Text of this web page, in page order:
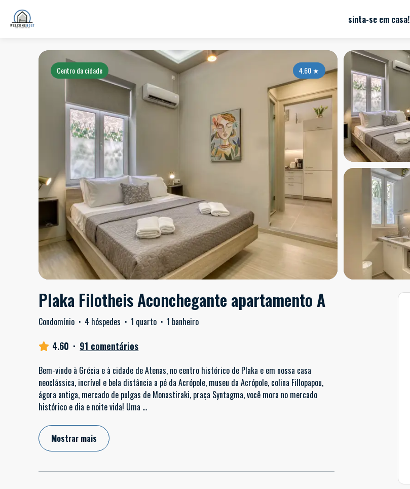
sinta-se em casa!
4.60★
Centro da cidade
Plaka Filotheis Aconchegante apartamento A
Condomínio · 4 hóspedes · 1 quarto · 1 banheiro
4.60 · 91 comentários
Bem-vindo à Grécia e à cidade de Atenas, no centro histórico de Plaka e em nossa casa
neoclássica, incrível e bela distância a pé da Acrópole, museu da Acrópole, colina Fillopapou,
ágora antiga, mercado de pulgas de Monastiraki, praça Syntagma, você mora no mercado
histórico e dia e noite vida! Uma ...
Mostrar mais